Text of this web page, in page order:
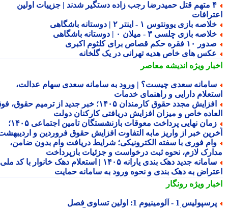
۴ متهم قتل حمیدرضا رجب زاده دستگیر شدند | جزییات اولین
بازی یوونتوس ۱ - اینتر ۲ | دوستانه باشگاهی
بازی چلسی ۳ - میلان ۰ | دوستانه باشگاهی
۱۰ فقره حکم قصاص برای کلثوم اکبری
های خاص هدیه تهرانی در یک گلخانه
ویژهاندیشه معاصر
سعدی چیست؟ | ورود به سامانه سعدی سهام عدالت،
دارایی و راهنمای خدمات
افزایش مجدد حقوق کارمندان ۱۴۰۵؛ خبر جدید از ترمیم حقوق، فوق
خاص و میزان افزایش دریافتی کارکنان دولت
زمان نهایی پرداخت معوقات بازنشستگان تامین اجتماعی ۱۴۰۵؛
خبر از واریز مابه التفاوت افزایش حقوق فروردین و اردیبهشت
فوری با سفته الکترونیکی؛ شرایط دریافت وام بدون ضامن،
لازم، نحوه ثبت درخواست و جزئیات بازپرداخت
سامانه جدید دهک بندی یارانه ۱۴۰۵ | استعلام دهک خانوار با کد ملی،
به دهک بندی و نحوه ورود به سامانه حمایت
ویژهرونگار
1 - آلومینیوم 1: اولین تساوی فصل